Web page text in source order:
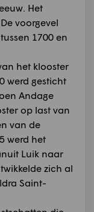
Het
voorgevel
1700 en
het klooster
werd gesticht
Andage
op last van
van de
werd het
Luik naar
zich al
Saint-